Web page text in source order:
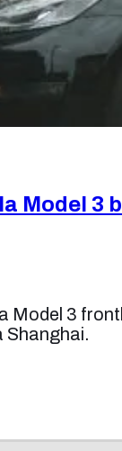
Model 3
Model 3
Shanghai.